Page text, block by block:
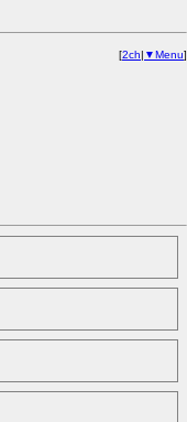
[2ch| ▼Menu]